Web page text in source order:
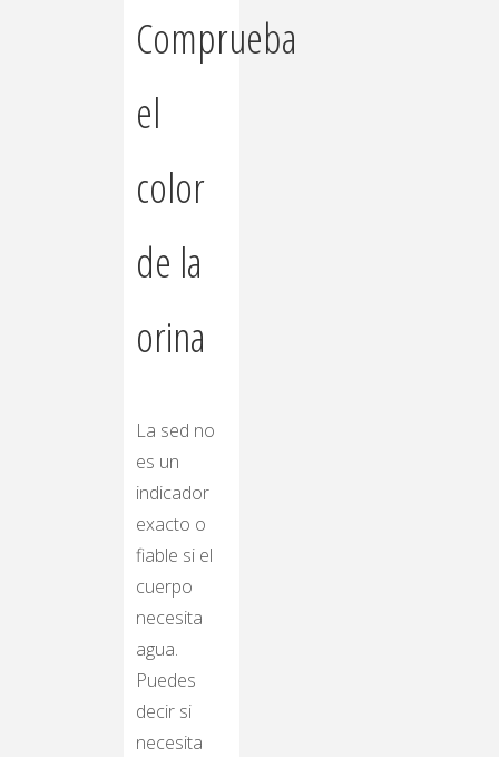
Comprueba
el
color
de la
orina
La sed no
es un
indicador
exacto o
fiable si el
cuerpo
necesita
agua.
Puedes
decir si
necesita